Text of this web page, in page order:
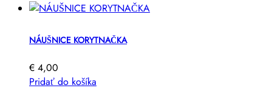
NÁUŠNICE KORYTNAČKA
€ 4,00
Pridať do košíka